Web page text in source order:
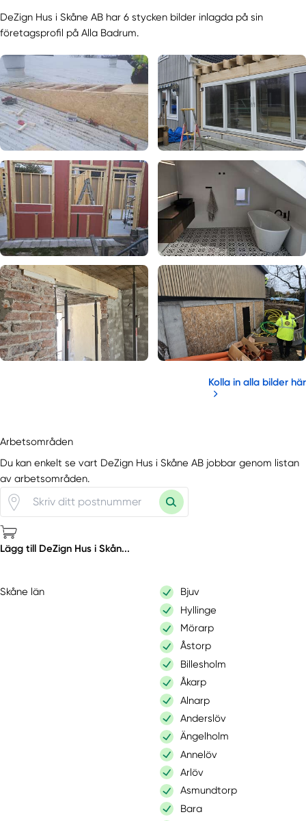
DeZign Hus i Skåne AB har 6 stycken bilder inlagda på sin
företagsprofil på Alla Badrum.
Kolla in alla bilder här
Arbetsområden
Du kan enkelt se vart DeZign Hus i Skåne AB jobbar genom listan
av arbetsområden.
Lägg till DeZign Hus i Skån...
Skåne län
Bjuv
Hyllinge
Mörarp
Åstorp
Billesholm
Åkarp
Alnarp
Anderslöv
Ängelholm
Annelöv
Arlöv
Asmundtorp
Bara